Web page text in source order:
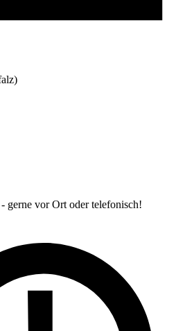
gerne vor Ort oder telefonisch!